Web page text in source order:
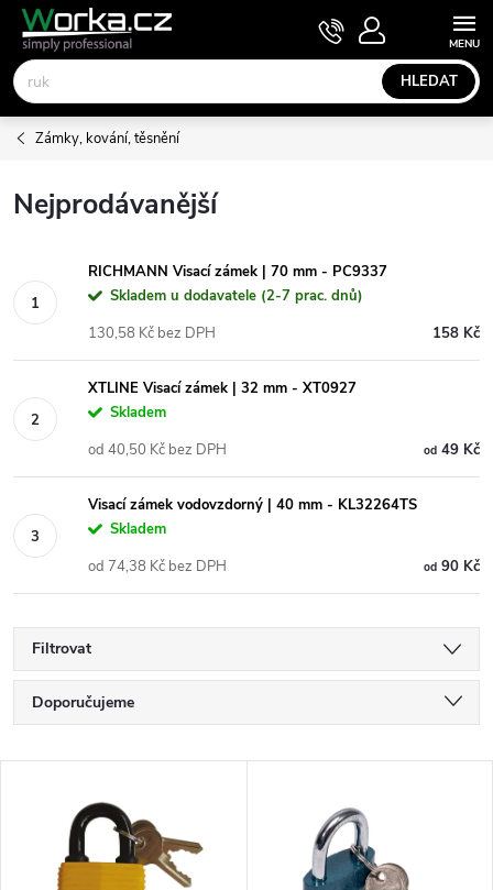
Přejít
obsah
HLEDAT
NÁKUPNÍ
KOŠÍK
Zámky, kování, těsnění
Nejprodávanější
RICHMANN Visací zámek | 70 mm - PC9337
Skladem u dodavatele (2-7 prac. dnů)
158 Kč
130,58 Kč bez DPH
XTLINE Visací zámek | 32 mm - XT0927
Skladem
od49 Kč
od 40,50 Kč bez DPH
Visací zámek vodovzdorný | 40 mm - KL32264TS
Skladem
od90 Kč
od 74,38 Kč bez DPH
Filtrovat
Ř
a
Doporučujeme
Nejprodávanější
Abecedně